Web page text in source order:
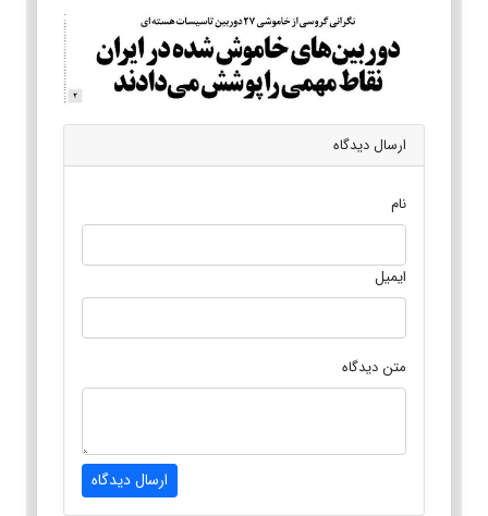
ارسال دیدگاه
نام
ایمیل
متن دیدگاه
ارسال دیدگاه